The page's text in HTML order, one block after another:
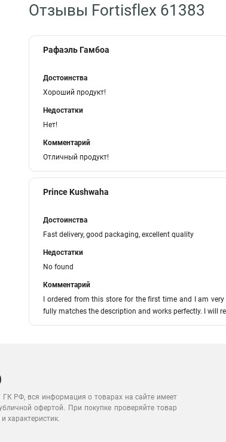
Отзывы Fortisflex 61383
Рафаэль Гамбоа
Достоинства
Хороший продукт!
Недостатки
Нет!
Комментарий
Отличный продукт!
Prince Kushwaha
Достоинства
Fast delivery, good packaging, excellent quality
Недостатки
No found
Комментарий
I ordered from this store for the first time and I am
fully matches the description and works perfectly. I will
ГК РФ, вся информация о товарах на сайте имеет
офертой. При покупке проверяйте товар
характеристик.